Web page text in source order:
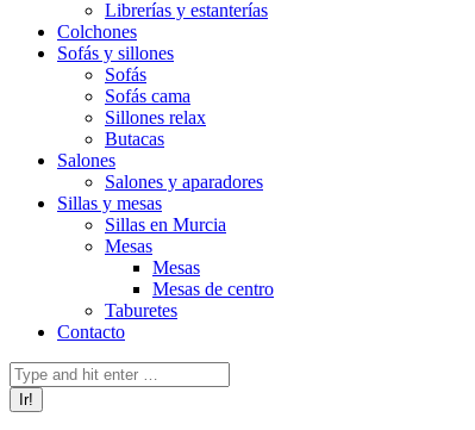
Librerías y estanterías
Colchones
Sofás y sillones
Sofás
Sofás cama
Sillones relax
Butacas
Salones
Salones y aparadores
Sillas y mesas
Sillas en Murcia
Mesas
Mesas
Mesas de centro
Taburetes
Contacto
Buscar: